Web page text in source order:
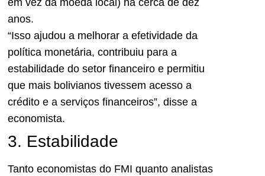
em vez da moeda local) há cerca de dez
anos.
“Isso ajudou a melhorar a efetividade da
política monetária, contribuiu para a
estabilidade do setor financeiro e permitiu
que mais bolivianos tivessem acesso a
crédito e a serviços financeiros”, disse a
economista.
3. Estabilidade
Tanto economistas do FMI quanto analistas